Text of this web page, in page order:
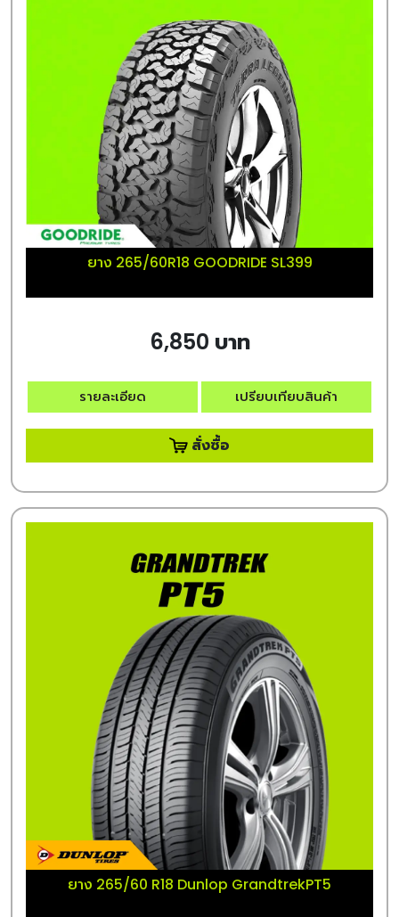
ยาง 265/60R18 GOODRIDE SL399
6,850 บาท
รายละเอียด เปรียบเทียบสินค้า
สั่งซื้อ
ยาง 265/60 R18 Dunlop GrandtrekPT5